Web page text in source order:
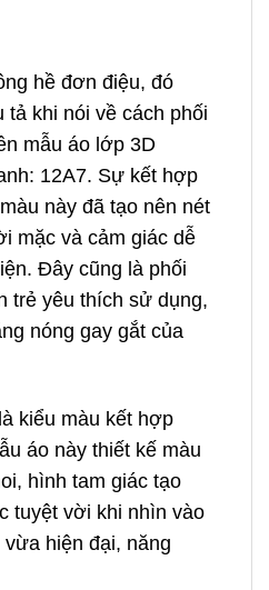
hề đơn điệu, đó
khi nói về cách phối
mẫu áo lớp 3D
12A7. Sự kết hợp
này đã tạo nên nét
mặc và cảm giác dễ
Đây cũng là phối
trẻ yêu thích sử dụng,
nóng gay gắt của
kiểu màu kết hợp
áo này thiết kế màu
hình tam giác tạo
tuyệt vời khi nhìn vào
hiện đại, năng